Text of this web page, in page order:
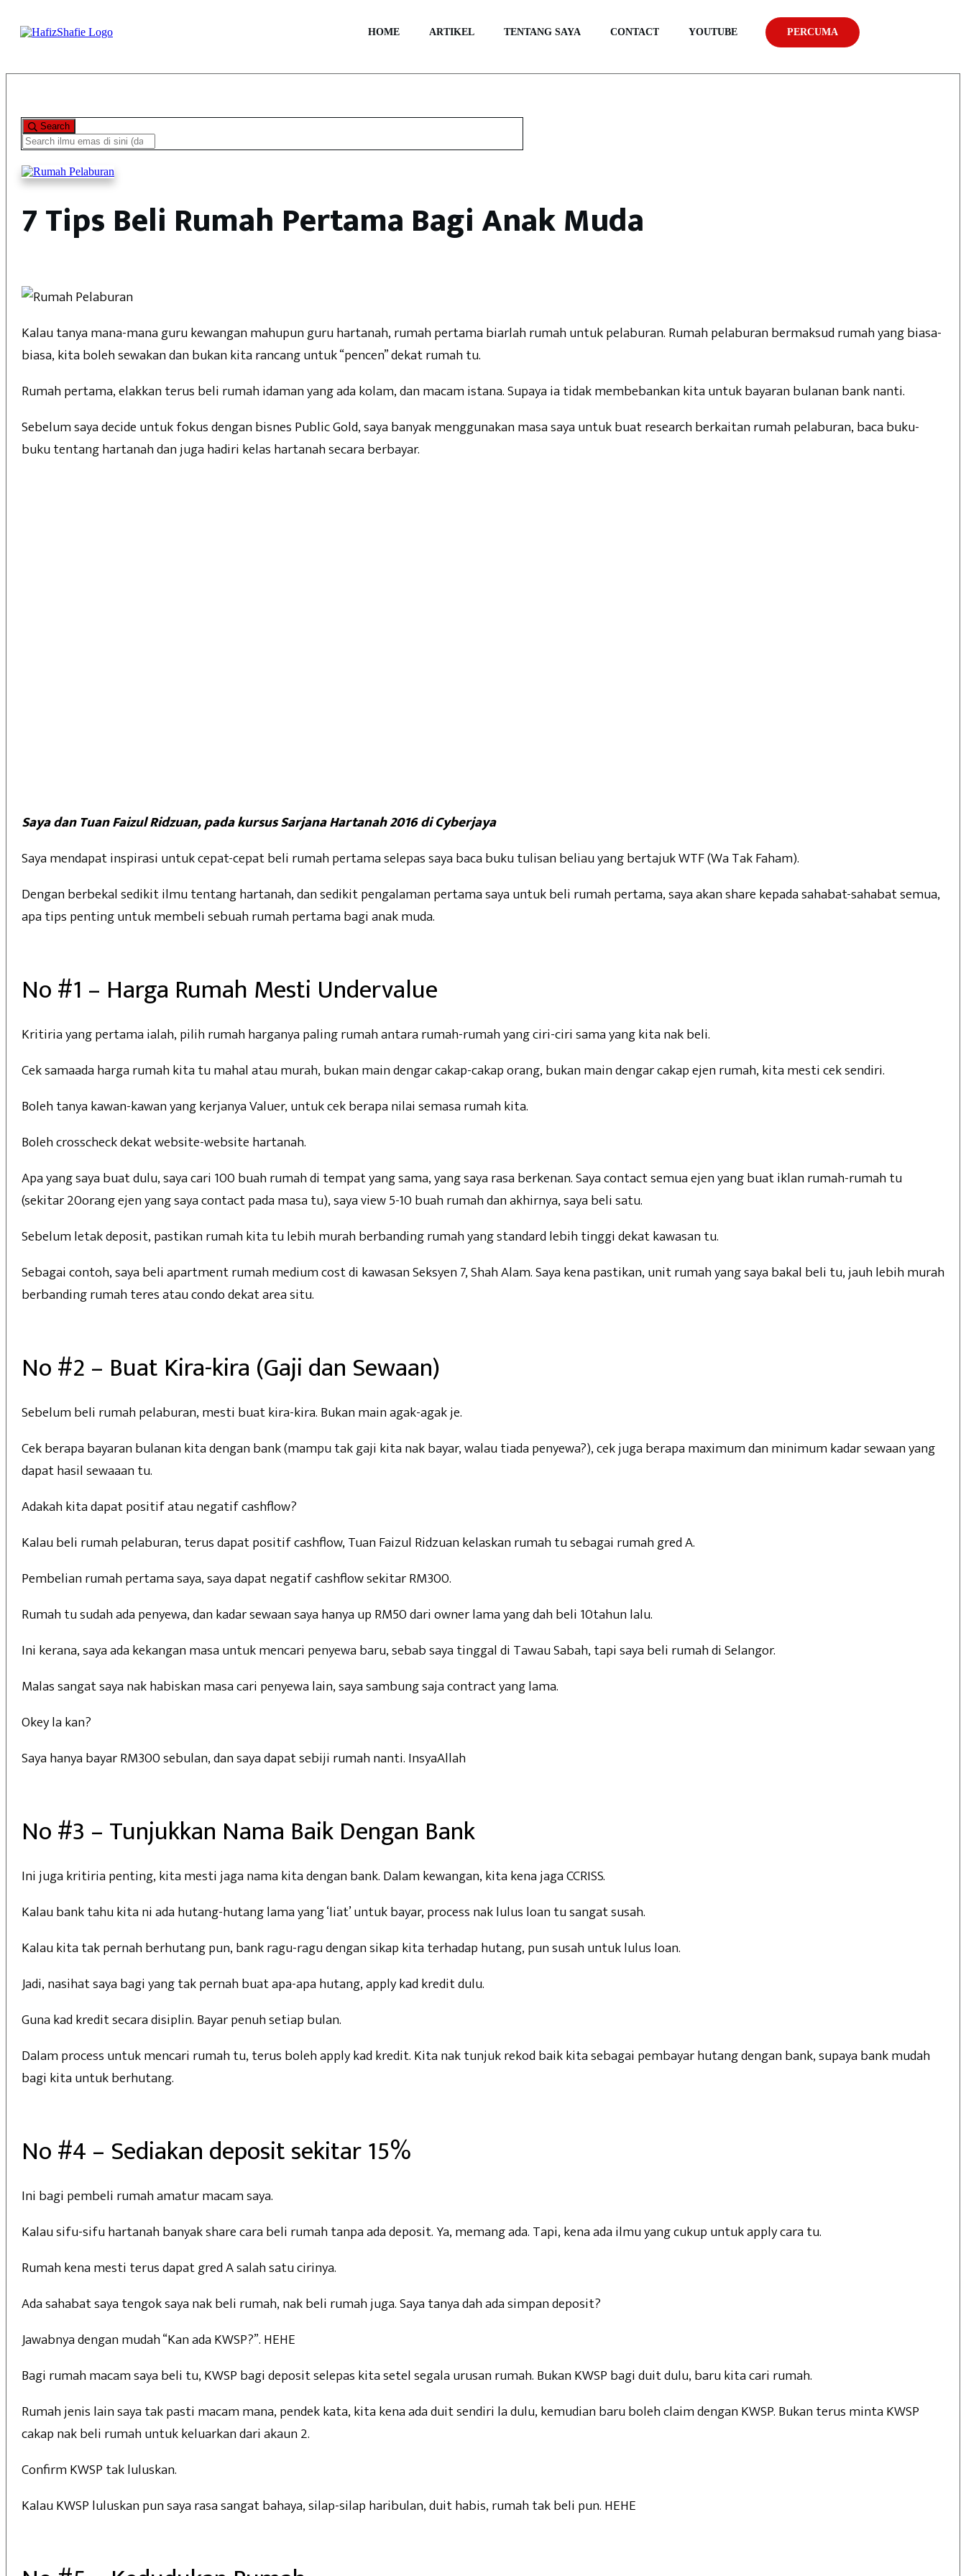
HOME ARTIKEL TENTANG SAYA CONTACT YOUTUBE PERCUMA
Search
7 Tips Beli Rumah Pertama Bagi Anak Muda
Kalau tanya mana-mana guru kewangan mahupun guru hartanah, rumah pertama biarlah rumah untuk pelaburan. Rumah pelaburan bermaksud rumah yang biasa-
biasa, kita boleh sewakan dan bukan kita rancang untuk “pencen” dekat rumah tu.
Rumah pertama, elakkan terus beli rumah idaman yang ada kolam, dan macam istana. Supaya ia tidak membebankan kita untuk bayaran bulanan bank nanti.
Sebelum saya decide untuk fokus dengan bisnes Public Gold, saya banyak menggunakan masa saya untuk buat research berkaitan rumah pelaburan, baca buku-
buku tentang hartanah dan juga hadiri kelas hartanah secara berbayar.
Saya dan Tuan Faizul Ridzuan, pada kursus Sarjana Hartanah 2016 di Cyberjaya
Saya mendapat inspirasi untuk cepat-cepat beli rumah pertama selepas saya baca buku tulisan beliau yang bertajuk WTF (Wa Tak Faham).
Dengan berbekal sedikit ilmu tentang hartanah, dan sedikit pengalaman pertama saya untuk beli rumah pertama, saya akan share kepada sahabat-sahabat semua,
apa tips penting untuk membeli sebuah rumah pertama bagi anak muda.
No #1 – Harga Rumah Mesti Undervalue
Kritiria yang pertama ialah, pilih rumah harganya paling rumah antara rumah-rumah yang ciri-ciri sama yang kita nak beli.
Cek samaada harga rumah kita tu mahal atau murah, bukan main dengar cakap-cakap orang, bukan main dengar cakap ejen rumah, kita mesti cek sendiri.
Boleh tanya kawan-kawan yang kerjanya Valuer, untuk cek berapa nilai semasa rumah kita.
Boleh crosscheck dekat website-website hartanah.
Apa yang saya buat dulu, saya cari 100 buah rumah di tempat yang sama, yang saya rasa berkenan. Saya contact semua ejen yang buat iklan rumah-rumah tu
(sekitar 20orang ejen yang saya contact pada masa tu), saya view 5-10 buah rumah dan akhirnya, saya beli satu.
Sebelum letak deposit, pastikan rumah kita tu lebih murah berbanding rumah yang standard lebih tinggi dekat kawasan tu.
Sebagai contoh, saya beli apartment rumah medium cost di kawasan Seksyen 7, Shah Alam. Saya kena pastikan, unit rumah yang saya bakal beli tu, jauh lebih murah
berbanding rumah teres atau condo dekat area situ.
No #2 – Buat Kira-kira (Gaji dan Sewaan)
Sebelum beli rumah pelaburan, mesti buat kira-kira. Bukan main agak-agak je.
Cek berapa bayaran bulanan kita dengan bank (mampu tak gaji kita nak bayar, walau tiada penyewa?), cek juga berapa maximum dan minimum kadar sewaan yang
dapat hasil sewaaan tu.
Adakah kita dapat positif atau negatif cashflow?
Kalau beli rumah pelaburan, terus dapat positif cashflow, Tuan Faizul Ridzuan kelaskan rumah tu sebagai rumah gred A.
Pembelian rumah pertama saya, saya dapat negatif cashflow sekitar RM300.
Rumah tu sudah ada penyewa, dan kadar sewaan saya hanya up RM50 dari owner lama yang dah beli 10tahun lalu.
Ini kerana, saya ada kekangan masa untuk mencari penyewa baru, sebab saya tinggal di Tawau Sabah, tapi saya beli rumah di Selangor.
Malas sangat saya nak habiskan masa cari penyewa lain, saya sambung saja contract yang lama.
Okey la kan?
Saya hanya bayar RM300 sebulan, dan saya dapat sebiji rumah nanti. InsyaAllah
No #3 – Tunjukkan Nama Baik Dengan Bank
Ini juga kritiria penting, kita mesti jaga nama kita dengan bank. Dalam kewangan, kita kena jaga CCRISS.
Kalau bank tahu kita ni ada hutang-hutang lama yang ‘liat’ untuk bayar, process nak lulus loan tu sangat susah.
Kalau kita tak pernah berhutang pun, bank ragu-ragu dengan sikap kita terhadap hutang, pun susah untuk lulus loan.
Jadi, nasihat saya bagi yang tak pernah buat apa-apa hutang, apply kad kredit dulu.
Guna kad kredit secara disiplin. Bayar penuh setiap bulan.
Dalam process untuk mencari rumah tu, terus boleh apply kad kredit. Kita nak tunjuk rekod baik kita sebagai pembayar hutang dengan bank, supaya bank mudah
bagi kita untuk berhutang.
No #4 – Sediakan deposit sekitar 15%
Ini bagi pembeli rumah amatur macam saya.
Kalau sifu-sifu hartanah banyak share cara beli rumah tanpa ada deposit. Ya, memang ada. Tapi, kena ada ilmu yang cukup untuk apply cara tu.
Rumah kena mesti terus dapat gred A salah satu cirinya.
Ada sahabat saya tengok saya nak beli rumah, nak beli rumah juga. Saya tanya dah ada simpan deposit?
Jawabnya dengan mudah “Kan ada KWSP?”. HEHE
Bagi rumah macam saya beli tu, KWSP bagi deposit selepas kita setel segala urusan rumah. Bukan KWSP bagi duit dulu, baru kita cari rumah.
Rumah jenis lain saya tak pasti macam mana, pendek kata, kita kena ada duit sendiri la dulu, kemudian baru boleh claim dengan KWSP. Bukan terus minta KWSP
cakap nak beli rumah untuk keluarkan dari akaun 2.
Confirm KWSP tak luluskan.
Kalau KWSP luluskan pun saya rasa sangat bahaya, silap-silap haribulan, duit habis, rumah tak beli pun. HEHE